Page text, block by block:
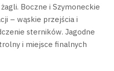
Boczne i Szymoneckie
– wąskie przejścia i
sterników. Jagodne
i miejsce finalnych